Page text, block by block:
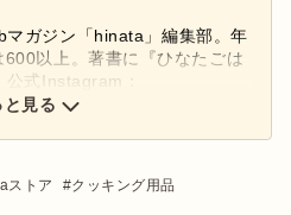
マガジン「hinata」編集部。年
以上。著書に『ひなたごは
式Instagram：
と見る
ストア クッキング用品